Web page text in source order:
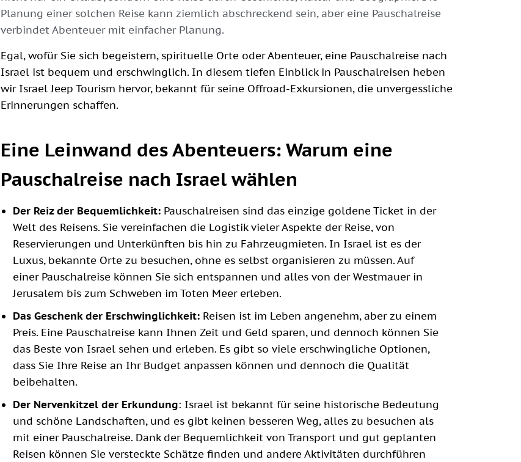
Planung einer solchen Reise kann ziemlich abschreckend sein, aber eine Pauschalreise
verbindet Abenteuer mit einfacher Planung.
Egal, wofür Sie sich begeistern, spirituelle Orte oder Abenteuer, eine Pauschalreise nach
Israel ist bequem und erschwinglich. In diesem tiefen Einblick in Pauschalreisen heben
wir Israel Jeep Tourism hervor, bekannt für seine Offroad-Exkursionen, die unvergessliche
Erinnerungen schaffen.
Eine Leinwand des Abenteuers: Warum eine
Pauschalreise nach Israel wählen
Der Reiz der Bequemlichkeit: Pauschalreisen sind das einzige goldene Ticket in der
Welt des Reisens. Sie vereinfachen die Logistik vieler Aspekte der Reise, von
Reservierungen und Unterkünften bis hin zu Fahrzeugmieten. In Israel ist es der
Luxus, bekannte Orte zu besuchen, ohne es selbst organisieren zu müssen. Auf
einer Pauschalreise können Sie sich entspannen und alles von der Westmauer in
Jerusalem bis zum Schweben im Toten Meer erleben.
Das Geschenk der Erschwinglichkeit:Reisen ist im Leben angenehm, aber zu einem
Preis. Eine Pauschalreise kann Ihnen Zeit und Geld sparen, und dennoch können Sie
das Beste von Israel sehen und erleben. Es gibt so viele erschwingliche Optionen,
dass Sie Ihre Reise an Ihr Budget anpassen können und dennoch die Qualität
beibehalten.
Der Nervenkitzel der Erkundung: Israel ist bekannt für seine historische Bedeutung
und schöne Landschaften, und es gibt keinen besseren Weg, alles zu besuchen als
mit einer Pauschalreise. Dank der Bequemlichkeit von Transport und gut geplanten
Reisen können Sie versteckte Schätze finden und andere Aktivitäten durchführen